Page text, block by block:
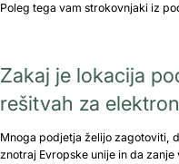
Poleg tega vam strokovnjaki iz
Zakaj je lokacija
rešitvah za
Mnoga podjetja želijo zagotoviti,
znotraj Evropske unije in da